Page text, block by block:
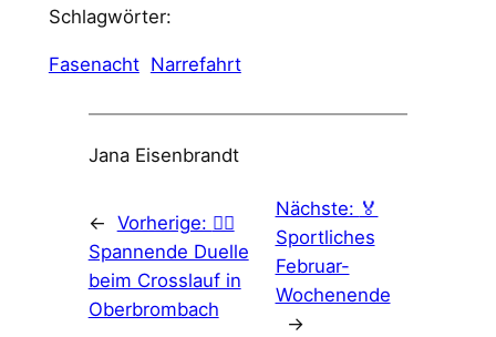
Schlagwörter:
Fasenacht Narrefahrt
Jana Eisenbrandt
← Vorherige: 🏃‍♂️
Spannende Duelle
beim Crosslauf in
Oberbrombach
Nächste: 🏅
Sportliches
Februar-
Wochenende
→